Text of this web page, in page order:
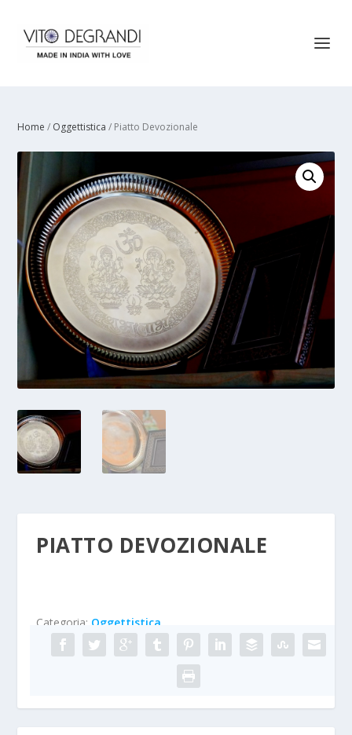
Home / Oggettistica / Piatto Devozionale
PIATTO DEVOZIONALE
Categoria: Oggettistica